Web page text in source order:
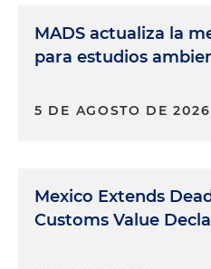
MADS actualiza la
para estudios
5 DE AGOSTO DE 2026
Mexico Extends
Customs Value